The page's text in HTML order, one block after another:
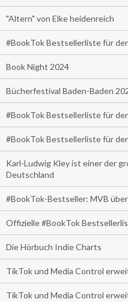
"Altern" von Elke heidenreich
#BookTok Bestsellerliste für
Book Night 2024
Bücherfestival Baden-Baden
#BookTok Bestsellerliste für
#BookTok Bestsellerliste für
Karl-Ludwig Kley ist einer der
Deutschland
#BookTok-Bestseller: MVB
Offizielle #BookTok
Die Hörbuch Indie Charts
TikTok und Media Control
TikTok und Media Control